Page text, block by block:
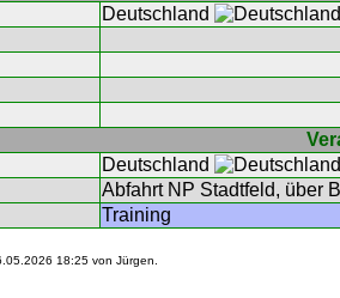
Deutschland
Deutschland
Abfahrt NP Stadtfeld, über
Training
18:25 von Jürgen